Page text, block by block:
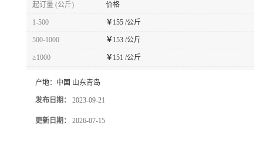
起订量 (公斤) 价格
1-500 ￥ 155 /公斤
500-1000 ￥ 153 /公斤
≥1000 ￥ 151 /公斤
产地： 中国 山东青岛
发布日期： 2023-09-21
更新日期： 2026-07-15